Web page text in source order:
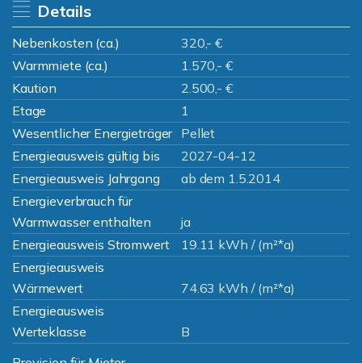
Details
Nebenkosten (ca.)
320,- €
Warmmiete (ca.)
1.570,- €
Kaution
2.500,- €
Etage
1
Wesentlicher Energieträger Pellet
Energieausweis gültig bis
2027-04-12
Energieausweis Jahrgang
ab dem 1.5.2014
Energieverbrauch für
Warmwasser enthalten
ja
Energieausweis Stromwert
19.11 kWh / (m²*a)
Energieausweis
Wärmewert
74.63 kWh / (m²*a)
Energieausweis
Werteklasse
B